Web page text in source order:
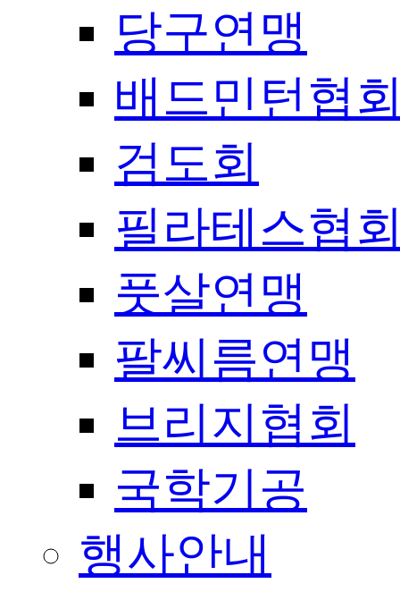
당구연맹
배드민턴협
검도회
필라테스협
풋살연맹
팔씨름연맹
브리지협회
국학기공
행사안내